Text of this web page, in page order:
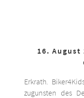
16.
Erkrath.
zugunsten des